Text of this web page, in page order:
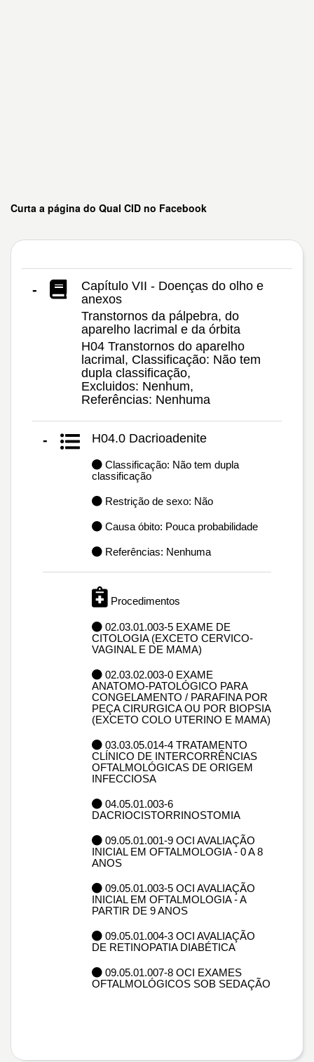
Curta a página do Qual CID no Facebook
-
Capítulo VII - Doenças do olho e
anexos
Transtornos da pálpebra, do
aparelho lacrimal e da órbita
H04 Transtornos do aparelho
lacrimal, Classificação: Não tem
dupla classificação,
Excluidos: Nenhum,
Referências: Nenhuma
- H04.0 Dacrioadenite
Classificação: Não tem dupla
classificação
Restrição de sexo: Não
Causa óbito: Pouca probabilidade
Referências: Nenhuma
Procedimentos
02.03.01.003-5 EXAME DE
CITOLOGIA (EXCETO CERVICO-
VAGINAL E DE MAMA)
02.03.02.003-0 EXAME
ANATOMO-PATOLÓGICO PARA
CONGELAMENTO / PARAFINA POR
PEÇA CIRURGICA OU POR BIOPSIA
(EXCETO COLO UTERINO E MAMA)
03.03.05.014-4 TRATAMENTO
CLÍNICO DE INTERCORRÊNCIAS
OFTALMOLÓGICAS DE ORIGEM
INFECCIOSA
04.05.01.003-6
DACRIOCISTORRINOSTOMIA
09.05.01.001-9 OCI AVALIAÇÃO
INICIAL EM OFTALMOLOGIA - 0 A 8
ANOS
09.05.01.003-5 OCI AVALIAÇÃO
INICIAL EM OFTALMOLOGIA - A
PARTIR DE 9 ANOS
09.05.01.004-3 OCI AVALIAÇÃO
DE RETINOPATIA DIABÉTICA
09.05.01.007-8 OCI EXAMES
OFTALMOLÓGICOS SOB SEDAÇÃO